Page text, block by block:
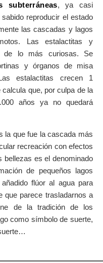
, ya casi
reproducir el estado
las cascadas y lagos
Las estalactitas y
de lo más curiosas. Se
y órganos de misa
estalactitas crecen 1
que, por culpa de la
años ya no quedará
la que fue la cascada más
recreación con efectos
bellezas es el denominado
de pequeños lagos
flúor al agua para
que parece trasladarnos a
de la tradición de los
como símbolo de suerte,